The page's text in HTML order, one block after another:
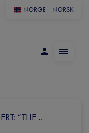
NORGE NORSK
“THE